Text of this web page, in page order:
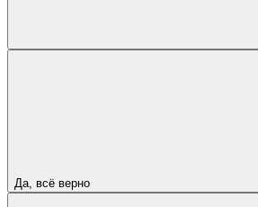
Да, всё верно